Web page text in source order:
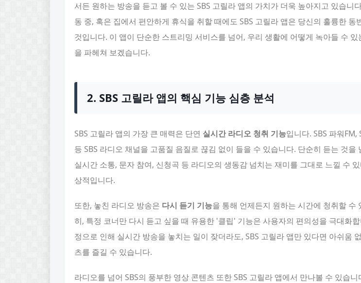
서든 원하는 방송을 듣고 볼 수 있는 SBS 고릴라 앱의 가치가 더욱 높아지고 있습니
동 중, 혹은 집에서 편안하게 휴식을 취할 때에도 SBS 고릴라 앱은 당신의 훌륭한 동
것입니다. 이 앱이 단순한 스트리밍 서비스를 넘어, 우리 생활에 어떻게 녹아들 수 있
을 파헤쳐 보겠습니다.
2. SBS 고릴라 앱의 핵심 기능 심층 분석
SBS 고릴라 앱의 가장 큰 매력은 단연 실시간 라디오 청취 기능입니다. SBS 파워FM,
등 SBS 라디오 채널을 고품질 음질로 끊김 없이 들을 수 있습니다. 단순히 듣는 것을
실시간 소통, 문자 참여, 신청곡 등 라디오의 생동감 넘치는 재미를 그대로 느낄 수
상적입니다.
또한, 놓친 라디오 방송은 다시 듣기 기능을 통해 언제든지 원하는 시간에 청취할 수
히, 특정 코너만 다시 듣고 싶을 때 유용한 '클립' 기능은 사용자의 편의성을 극대화
정으로 인해 실시간 방송을 놓치는 일이 잦더라도, SBS 고릴라 앱만 있다면 아쉬움
츠를 즐길 수 있습니다.
라디오를 넘어 SBS의 풍부한 영상 콘텐츠 또한 SBS 고릴라 앱에서 만나볼 수 있습니